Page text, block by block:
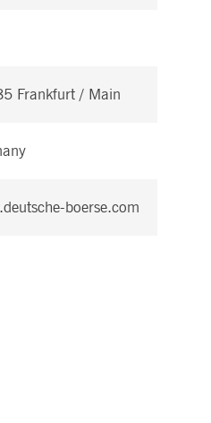
Frankfurt / Main
boerse.com